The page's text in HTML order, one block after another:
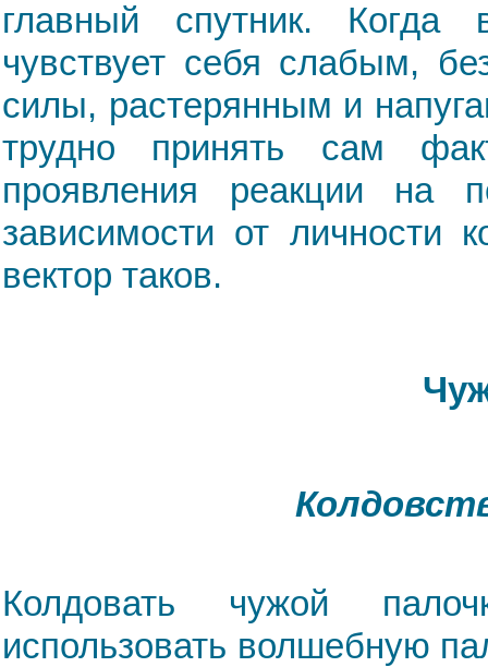
главный спутник. Когда
чувствует себя слабым,
силы, растерянным и
трудно принять сам
проявления реакции на
зависимости от личности
вектор таков.
Колдовать чужой
использовать волшебную